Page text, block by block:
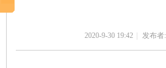
› ›
2020-9-30 19:42 发布者: